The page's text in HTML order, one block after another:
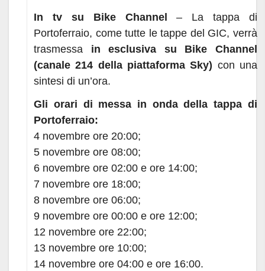
In tv su Bike Channel – La tappa di
Portoferraio, come tutte le tappe del GIC, verrà
trasmessa in esclusiva su Bike Channel
(canale 214 della piattaforma Sky) con una
sintesi di un’ora.
Gli orari di messa in onda della tappa di
Portoferraio:
4 novembre ore 20:00;
5 novembre ore 08:00;
6 novembre ore 02:00 e ore 14:00;
7 novembre ore 18:00;
8 novembre ore 06:00;
9 novembre ore 00:00 e ore 12:00;
12 novembre ore 22:00;
13 novembre ore 10:00;
14 novembre ore 04:00 e ore 16:00.